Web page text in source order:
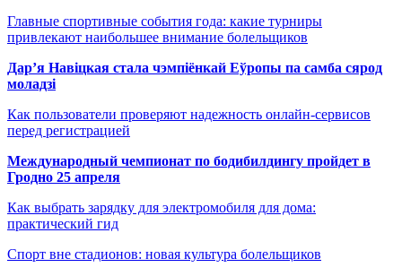
Главные спортивные события года: какие турниры
привлекают наибольшее внимание болельщиков
Дар’я Навіцкая стала чэмпіёнкай Еўропы па самба сярод
моладзі
Как пользователи проверяют надежность онлайн-сервисов
перед регистрацией
Международный чемпионат по бодибилдингу пройдет в
Гродно 25 апреля
Как выбрать зарядку для электромобиля для дома:
практический гид
Спорт вне стадионов: новая культура болельщиков